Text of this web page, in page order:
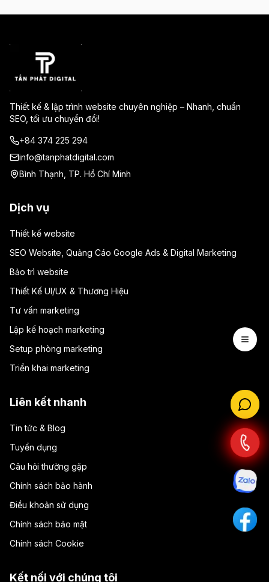
Thiết kế & lập trình website chuyên nghiệp – Nhanh, chuẩn
SEO, tối ưu chuyển đổi!
+84 374 225 294
info@tanphatdigital.com
Bình Thạnh, TP. Hồ Chí Minh
Dịch vụ
Thiết kế website
SEO Website, Quảng Cáo Google Ads & Digital Marketing
Bảo trì website
Thiết Kế UI/UX & Thương Hiệu
Tư vấn marketing
Lập kế hoạch marketing
Setup phòng marketing
Triển khai marketing
Liên kết nhanh
Tin tức & Blog
Tuyển dụng
Câu hỏi thường gặp
Chính sách bảo hành
Điều khoản sử dụng
Chính sách bảo mật
Chính sách Cookie
Kết nối với chúng tôi